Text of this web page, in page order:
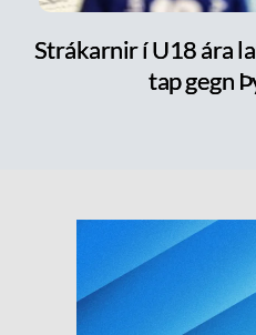
Strákarnir í U18 ára
tap gegn